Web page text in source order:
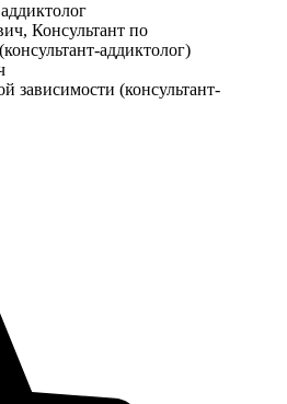
зависимости (консультант-